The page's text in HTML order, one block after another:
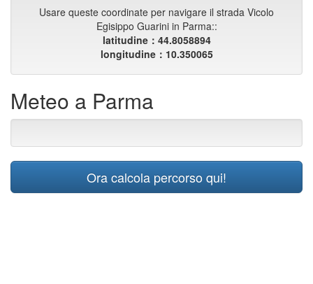
Usare queste coordinate per navigare il strada Vicolo
Egisippo Guarini in Parma::
latitudine：44.8058894
longitudine：10.350065
Meteo a Parma
Ora calcola percorso qui!